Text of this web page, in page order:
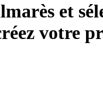
et
votre